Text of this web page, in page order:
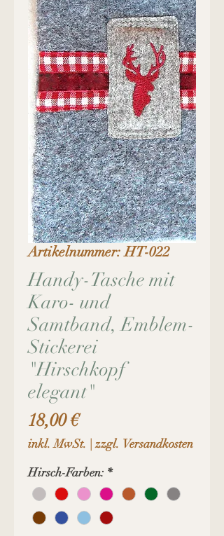
Artikelnummer: HT-022
Handy-Tasche mit
Karo- und
Samtband, Emblem-
Stickerei
"Hirschkopf
elegant"
18,00 €Preis
inkl. MwSt. |zzgl. Versandkosten
Hirsch-Farben: *